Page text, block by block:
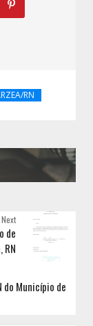

RN
Next
de
RN
do Município de